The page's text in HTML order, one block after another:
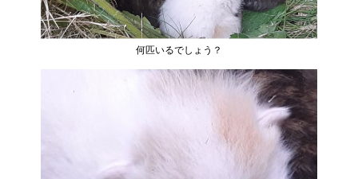
何匹いるでしょう？